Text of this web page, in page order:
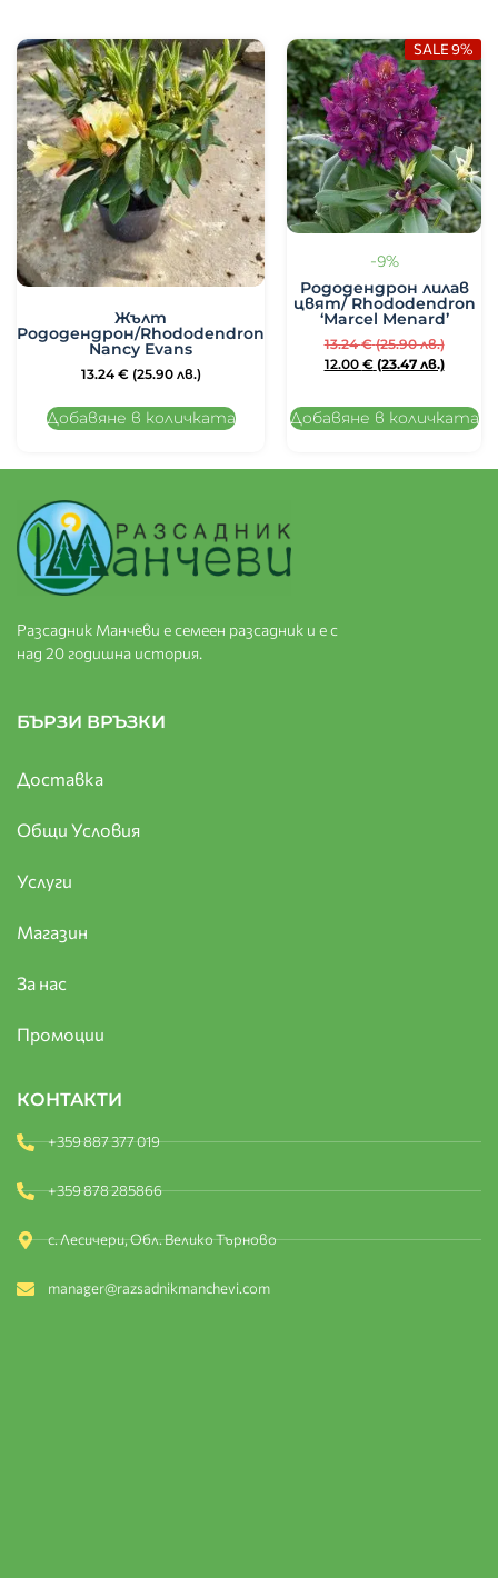
Жълт
Рододендрон/Rhododendron
Nancy Evans
13.24 € (25.90 лв.)
Добавяне в количката
-9%
Рододендрон лилав
цвят/ Rhododendron
‘Marcel Menard’
SALE 9%
13.24€ (25.90 лв.)
12.00 € (23.47 лв.)
Добавяне в количката
Разсадник Манчеви е семеен разсадник и е с
над 20 годишна история.
БЪРЗИ ВРЪЗКИ
Доставка
Общи Условия
Услуги
Магазин
За нас
Промоции
КОНТАКТИ
+359 887 377 019
+359 878 285866
с. Лесичери, Обл. Велико Търново
manager@razsadnikmanchevi.com